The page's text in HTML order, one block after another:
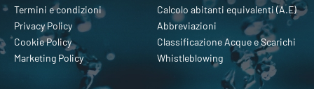
Termini e condizioni
Privacy Policy
Cookie Policy
Marketing Policy
Calcolo abitanti equivalenti (A.E)
Abbreviazioni
Classificazione Acque e Scarichi
Whistleblowing